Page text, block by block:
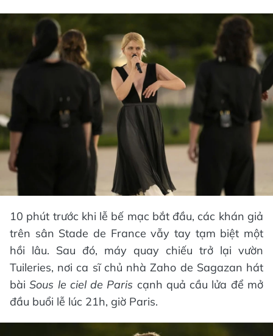
10 phút trước khi lễ bế mạc bắt đầu, các khán giả
trên sân Stade de France vẫy tay tạm biệt một
hồi lâu. Sau đó, máy quay chiếu trở lại vườn
Tuileries, nơi ca sĩ chủ nhà Zaho de Sagazan hát
bàiSous le ciel de Paris cạnh quả cầu lửa để mở
đầu buổi lễ lúc 21h, giờ Paris.